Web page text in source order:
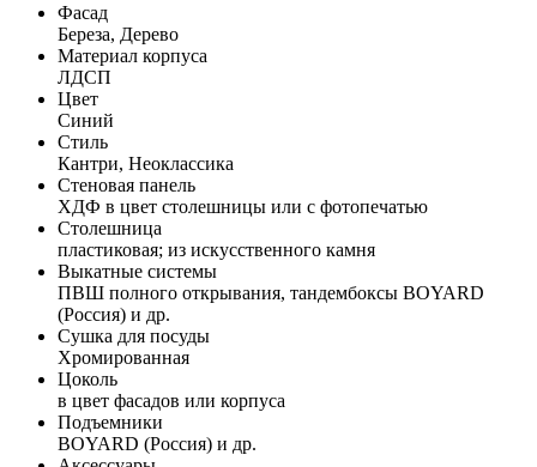
Фасад
Береза, Дерево
Материал корпуса
ЛДСП
Цвет
Синий
Стиль
Кантри, Неоклассика
Стеновая панель
ХДФ в цвет столешницы или с фотопечатью
Столешница
пластиковая; из искусственного камня
Выкатные системы
ПВШ полного открывания, тандембоксы BOYARD
(Россия) и др.
Сушка для посуды
Хромированная
Цоколь
в цвет фасадов или корпуса
Подъемники
BOYARD (Россия) и др.